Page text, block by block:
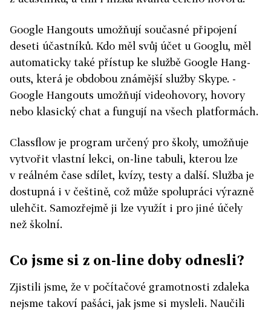
Google Hangouts umožňují současné připojení
deseti účastníků. Kdo měl svůj účet u Googlu, měl
automaticky také přístup ke službě Google Hang­
outs, která je obdobou známější služby Skype. ­
Google Hangouts umožňují videohovory, hovory
nebo klasický chat a fungují na všech platformách.
Classflow je program určený pro školy, umožňuje
vytvořit vlastní lekci, on-line tabuli, kterou lze
v reálném čase sdílet, kvízy, testy a další. Služba je
dostupná i v češtině, což může spolupráci výrazně
ulehčit. Samozřejmě ji lze využít i pro jiné účely
než školní.
Co jsme si z on-line doby odnesli?
Zjistili jsme, že v počítačové gramotnosti zdaleka
nejsme takoví pašáci, jak jsme si mysleli. Naučili